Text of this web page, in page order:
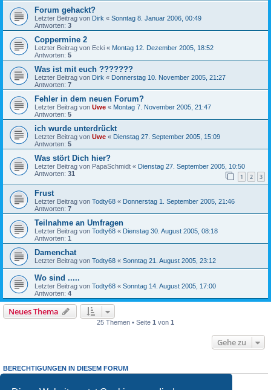
Forum gehackt?
Letzter Beitrag von Dirk « Sonntag 8. Januar 2006, 00:49
Antworten: 3
Coppermine 2
Letzter Beitrag von Ecki « Montag 12. Dezember 2005, 18:52
Antworten: 5
Was ist mit euch ???????
Letzter Beitrag von Dirk « Donnerstag 10. November 2005, 21:27
Antworten: 7
Fehler in dem neuen Forum?
Letzter Beitrag von Uwe « Montag 7. November 2005, 21:47
Antworten: 5
ich wurde unterdrückt
Letzter Beitrag von Uwe « Dienstag 27. September 2005, 15:09
Antworten: 5
Was stört Dich hier?
Letzter Beitrag von PapaSchmidt « Dienstag 27. September 2005, 10:50
Antworten: 31 1 2 3
Frust
Letzter Beitrag von Todty68 « Donnerstag 1. September 2005, 21:46
Antworten: 7
Teilnahme an Umfragen
Letzter Beitrag von Todty68 « Dienstag 30. August 2005, 08:18
Antworten: 1
Damenchat
Letzter Beitrag von Todty68 « Sonntag 21. August 2005, 23:12
Wo sind .....
Letzter Beitrag von Todty68 « Sonntag 14. August 2005, 17:00
Antworten: 4
Neues Thema
25 Themen • Seite 1 von 1
Gehe zu
BERECHTIGUNGEN IN DIESEM FORUM
Du darfst
keine Antworten zu Themen in diesem Forum erstellen.